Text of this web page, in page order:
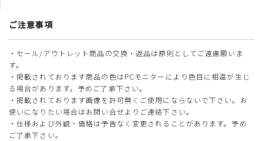
ご注意事項
・セール/アウトレット商品の交換・返品は原則としてご遠慮願いま
す。
・掲載されております商品の色はPCモニターにより色目に相違が生じ
る場合があります。予めご了承下さい。
・掲載されております画像を許可無くご使用にならないで下さい。お
使いになりたい場合はお問い合せよりご連絡下さい。
・仕様および外観・価格は予告なく変更されることがあります。予め
ご了承下さい。